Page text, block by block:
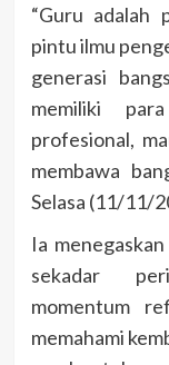
“Guru adalah
pintu ilmu
generasi
memiliki
profesional,
membawa
Selasa (11/11/
Ia
sekadar
momentum
memahami